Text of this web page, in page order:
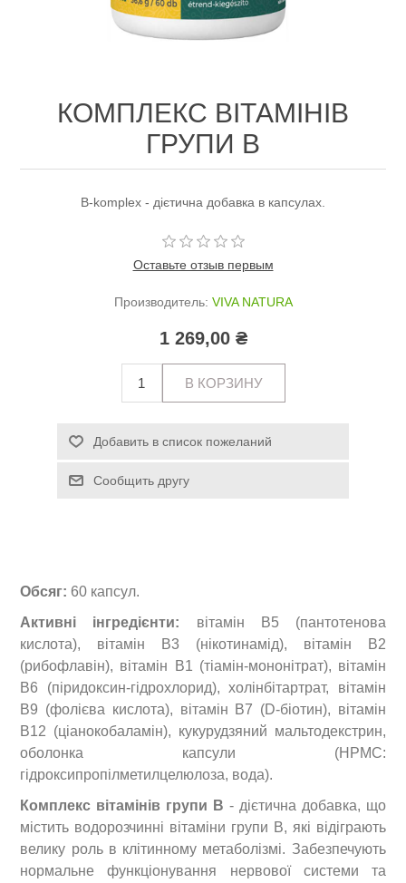
КОМПЛЕКС ВІТАМІНІВ
ГРУПИ В
B-komplex - дієтична добавка в капсулах.
Оставьте отзыв первым
Производитель: VIVA NATURA
1 269,00 ₴
Обсяг: 60 капсул.
Активні інгредієнти: вітамін В5 (пантотенова
кислота), вітамін В3 (нікотинамід), вітамін В2
(рибофлавін), вітамін В1 (тіамін-мононітрат), вітамін
В6 (піридоксин-гідрохлорид), холінбітартрат, вітамін
В9 (фолієва кислота), вітамін В7 (D-біотин), вітамін
В12 (ціанокобаламін), кукурудзяний мальтодекстрин,
оболонка капсули (HPMC:
гідроксипропілметилцелюлоза, вода).
Комплекс вітамінів групи В - дієтична добавка, що
містить водорозчинні вітаміни групи В, які відіграють
велику роль в клітинному метаболізмі. Забезпечують
нормальне функціонування нервової системи та